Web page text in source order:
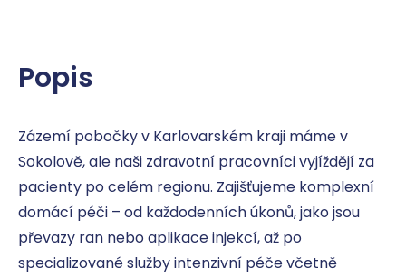
Popis
Zázemí pobočky v Karlovarském kraji máme v
Sokolově, ale naši zdravotní pracovníci vyjíždějí za
pacienty po celém regionu. Zajišťujeme komplexní
domácí péči – od každodenních úkonů, jako jsou
převazy ran nebo aplikace injekcí, až po
specializované služby intenzivní péče včetně